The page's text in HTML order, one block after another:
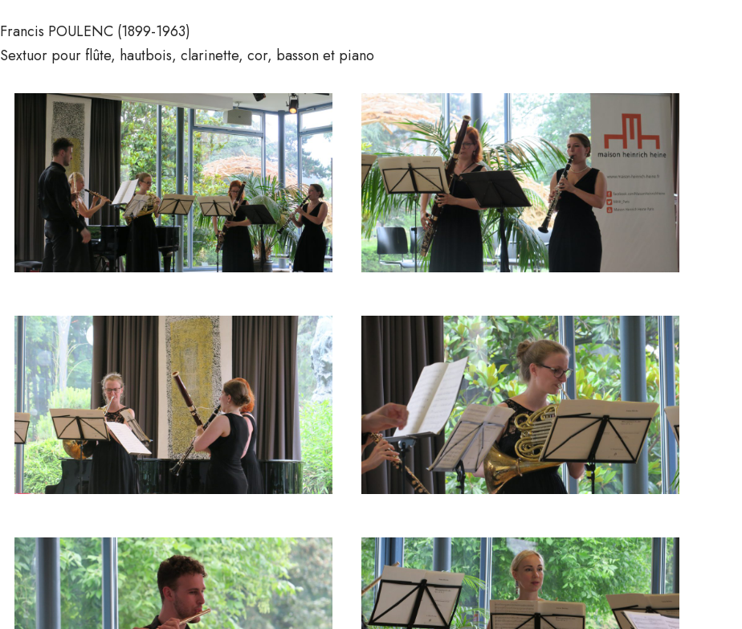
Francis POULENC (1899-1963)
Sextuor pour flûte, hautbois, clarinette, cor, basson et piano